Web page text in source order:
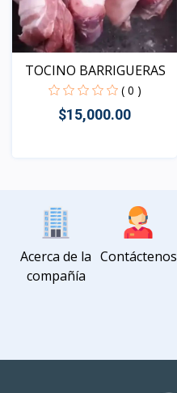
TOCINO BARRIGUERAS
( 0 )
$15,000.00
Acerca de la
compañía
Contáctenos